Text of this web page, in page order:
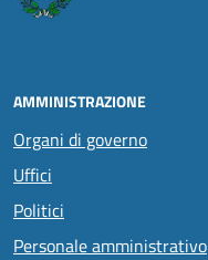
AMMINISTRAZIONE
Organi di governo
Uffici
Politici
Personale amministrativo